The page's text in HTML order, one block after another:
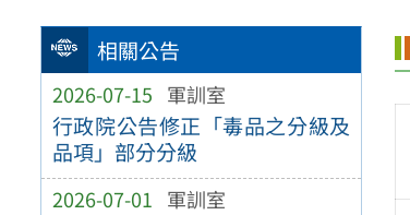
相關公告
2026-07-15 軍訓室
行政院公告修正「毒品之分級及
品項」部分分級
2026-07-01 軍訓室